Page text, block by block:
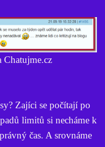
Chatujme.cz
Zajíci se počítají po
limitů si necháme k
čas. A srovnáme